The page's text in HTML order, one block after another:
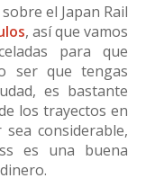
el Japan Rail
, así que vamos
para que
ser que tengas
es bastante
los trayectos en
considerable,
es una buena